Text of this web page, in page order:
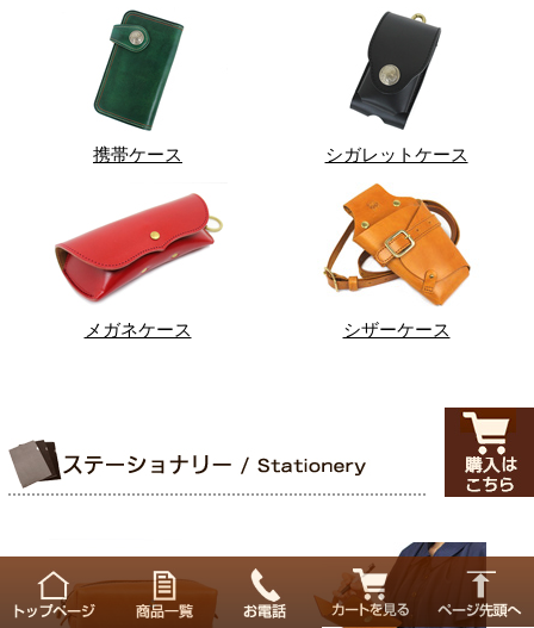
携帯ケース シガレットケース
メガネケース シザーケース